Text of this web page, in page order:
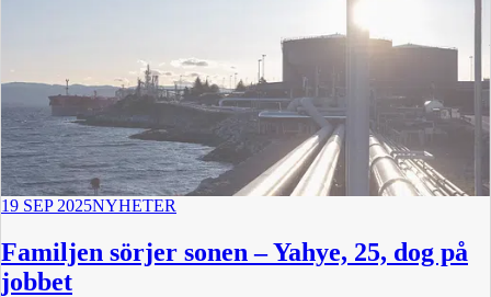
19 SEP 2025NYHETER
Familjen sörjer sonen – Yahye, 25, dog på
jobbet